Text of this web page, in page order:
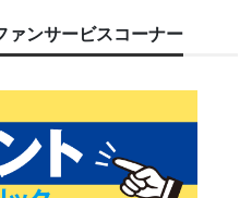
ァンサービスコーナー